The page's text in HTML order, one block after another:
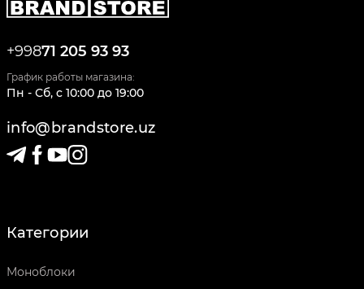
+99871 205 93 93
График работы магазина:
Пн - Сб, c 10:00 до 19:00
info@brandstore.uz
Категории
Моноблоки